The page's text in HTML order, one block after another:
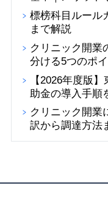
標榜科目ルール
まで解説
クリニック開業
分ける5つのポ
【2026年度版
助金の導入手順
クリニック開業
訳から調達方法